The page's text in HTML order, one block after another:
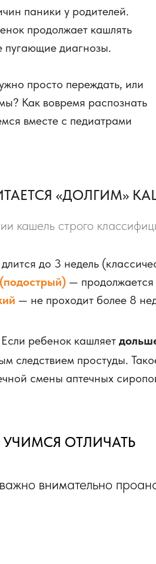
паники у родителей.
продолжает кашлять
пугающие диагнозы.
просто переждать, или
Как вовремя распознать
вместе с педиатрами
«ДОЛГИМ»
кашель строго
до 3 недель
—
— не проходит более 8
Если ребенок кашляет
следствием простуды.
смены аптечных
ОТЛИЧАТЬ
внимательно